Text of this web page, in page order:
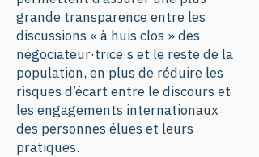
grande transparence entre les
discussions « à huis clos » des
négociateur·trice·s et le reste de la
population, en plus de réduire les
risques d’écart entre le discours et
les engagements internationaux
des personnes élues et leurs
pratiques.